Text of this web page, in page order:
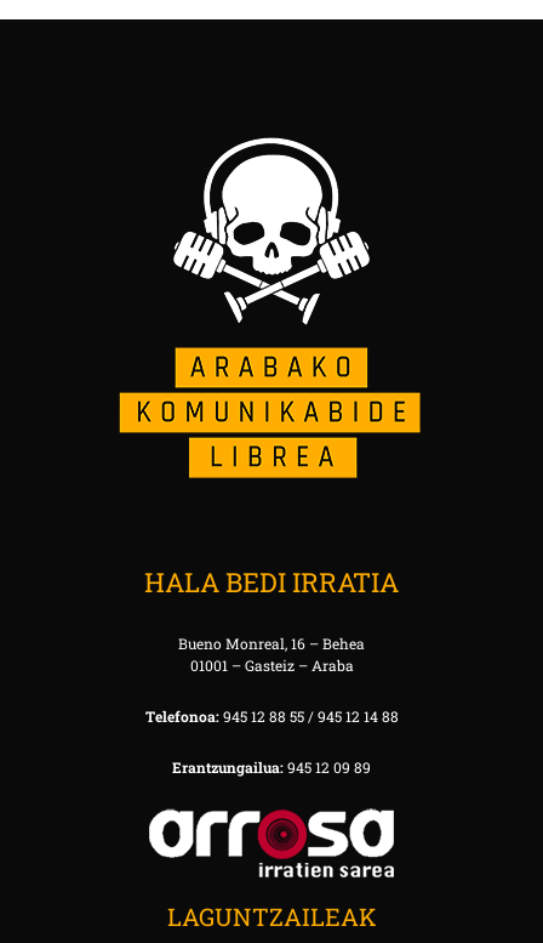
HALA BEDI IRRATIA
Bueno Monreal, 16 – Behea
01001 – Gasteiz – Araba
Telefonoa:945 12 88 55 / 945 12 14 88
Erantzungailua:945 12 09 89
LAGUNTZAILEAK